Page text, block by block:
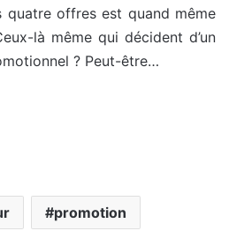
quatre offres est quand même
là même qui décident d’un
? Peut-être…
promotion